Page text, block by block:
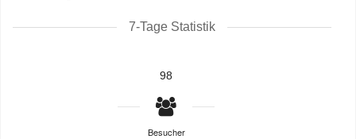
7-Tage Statistik
98
Besucher